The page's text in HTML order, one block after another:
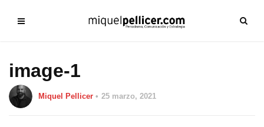
image-1
Miquel Pellicer 25 marzo, 2021